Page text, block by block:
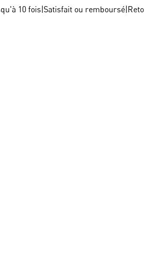
10 fois Satisfait ou remboursé